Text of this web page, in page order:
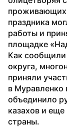
проживающих
праздника
работы и
площадке
Как сообщили
округа,
приняли
в
объединило
казахов и
страны.